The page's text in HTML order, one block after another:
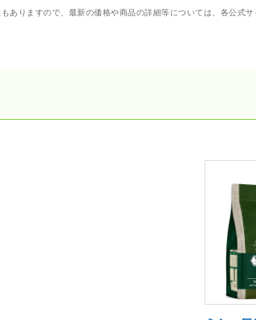
りますので、最新の価格や商品の詳細等については、各公式サ